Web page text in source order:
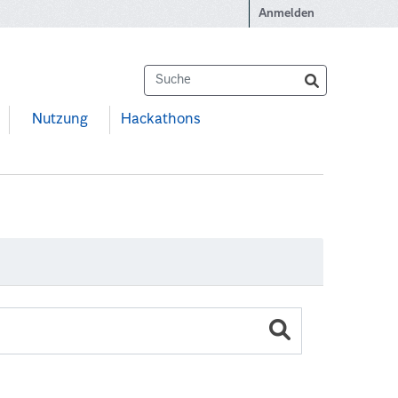
Anmelden
Nutzung Hackathons